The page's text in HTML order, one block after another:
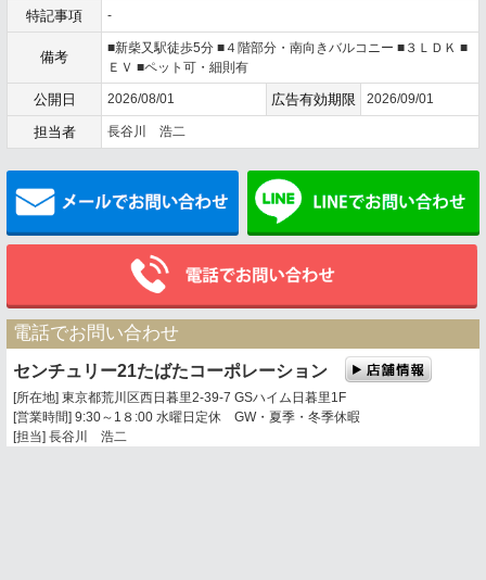
特記事項 -
備考
■新柴又駅徒歩5分 ■４階部分・南向きバルコニー ■３ＬＤＫ ■
ＥＶ ■ペット可・細則有
公開日 2026/08/01 広告有効期限 2026/09/01
担当者 長谷川 浩二
メールでお問い合わせ
電話でお問い合わせ
センチュリー21たばたコーポレーション
[所在地] 東京都荒川区西日暮里2-39-7 GSハイム日暮里1F
[営業時間] 9:30～1８:00 水曜日定休 GW・夏季・冬季休暇
[担当] 長谷川 浩二